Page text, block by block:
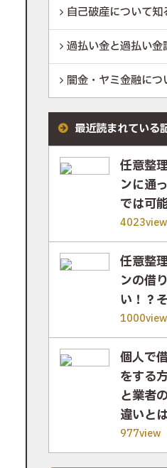
自己破産について知
過払い金と過払い金
闇金・ヤミ金融につ
最近読まれている
任意整
ンに通
では可
4023view
任意整
ンの借
い！？
1000view
個人で
をする
と業者
違いとは
977view